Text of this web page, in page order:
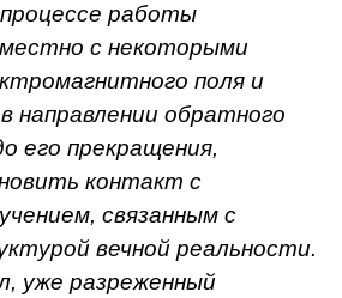
работы
с некоторыми
поля и
направлении обратного
его прекращения,
контакт с
связанным с
вечной реальности.
уже разреженный